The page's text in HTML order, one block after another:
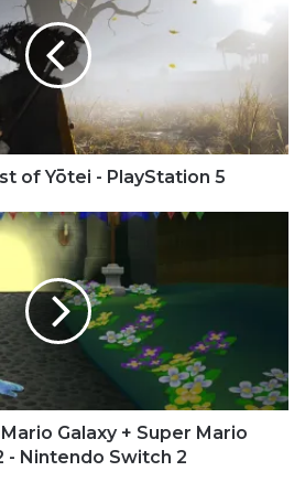
of Yōtei - PlayStation 5
Galaxy + Super Mario
- Nintendo Switch 2